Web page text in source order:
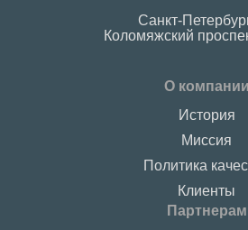
Санкт-
Коломяжский
О компании
История
Миссия
Политика
Клиенты
Партнерам